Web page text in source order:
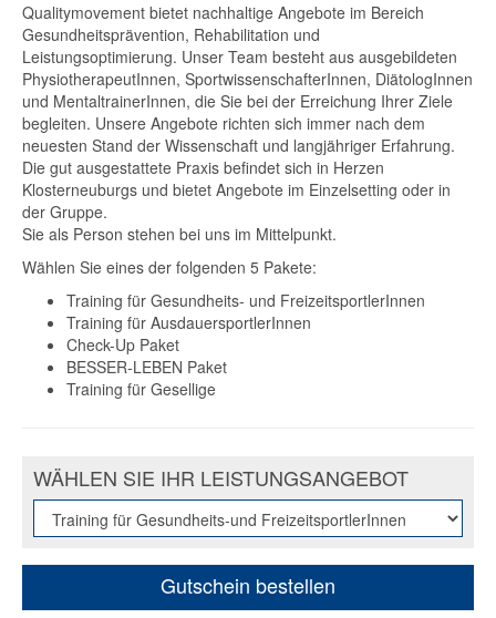
Qualitymovement bietet nachhaltige Angebote im Bereich
Gesundheitsprävention, Rehabilitation und
Leistungsoptimierung. Unser Team besteht aus ausgebildeten
PhysiotherapeutInnen, SportwissenschafterInnen, DiätologInnen
und MentaltrainerInnen, die Sie bei der Erreichung Ihrer Ziele
begleiten. Unsere Angebote richten sich immer nach dem
neuesten Stand der Wissenschaft und langjähriger Erfahrung.
Die gut ausgestattete Praxis befindet sich in Herzen
Klosterneuburgs und bietet Angebote im Einzelsetting oder in
der Gruppe.
Sie als Person stehen bei uns im Mittelpunkt.
Wählen Sie eines der folgenden 5 Pakete:
Training für Gesundheits- und FreizeitsportlerInnen
Training für AusdauersportlerInnen
Check-Up Paket
BESSER-LEBEN Paket
Training für Gesellige
WÄHLEN SIE IHR LEISTUNGSANGEBOT
Gutschein bestellen